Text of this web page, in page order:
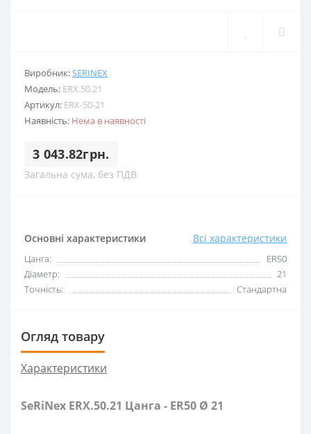
Виробник:SERINEX
Модель: ERX.50.21
Артикул: ERX-50-21
Наявність: Нема в наявності
3 043.82грн.
Загальна сума, без ПДВ
Основні характеристики Всі характеристики
Цанга:
ER50
Діаметр:
21
Точність:
Стандартна
Огляд товару
Характеристики
SeRiNex ERX.50.21 Цанга - ER50 Ø 21